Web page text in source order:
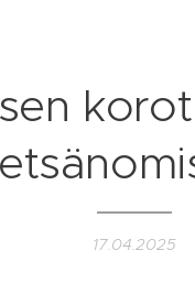
17.04.2025